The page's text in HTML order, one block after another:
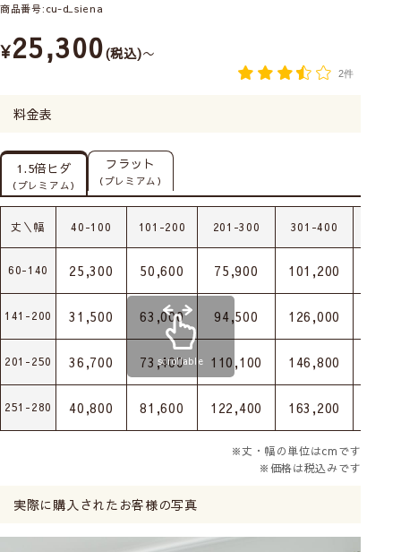
商品番号 cu-d_siena
¥25,300 税込 〜
2件
料金表
1.5倍ヒダ
（プレミアム）
フラット
（プレミアム）
丈＼幅 40-100 101-200 201-300 301-400
60-140 25,300 50,600 75,900 101,200
141-200 31,500 63,000 94,500 126,000
201-250 36,700 73,400 110,100 146,800
251-280 40,800 81,600 122,400 163,200
scrollable
※丈・幅の単位はcmです
※価格は税込みです
実際に購入されたお客様の写真